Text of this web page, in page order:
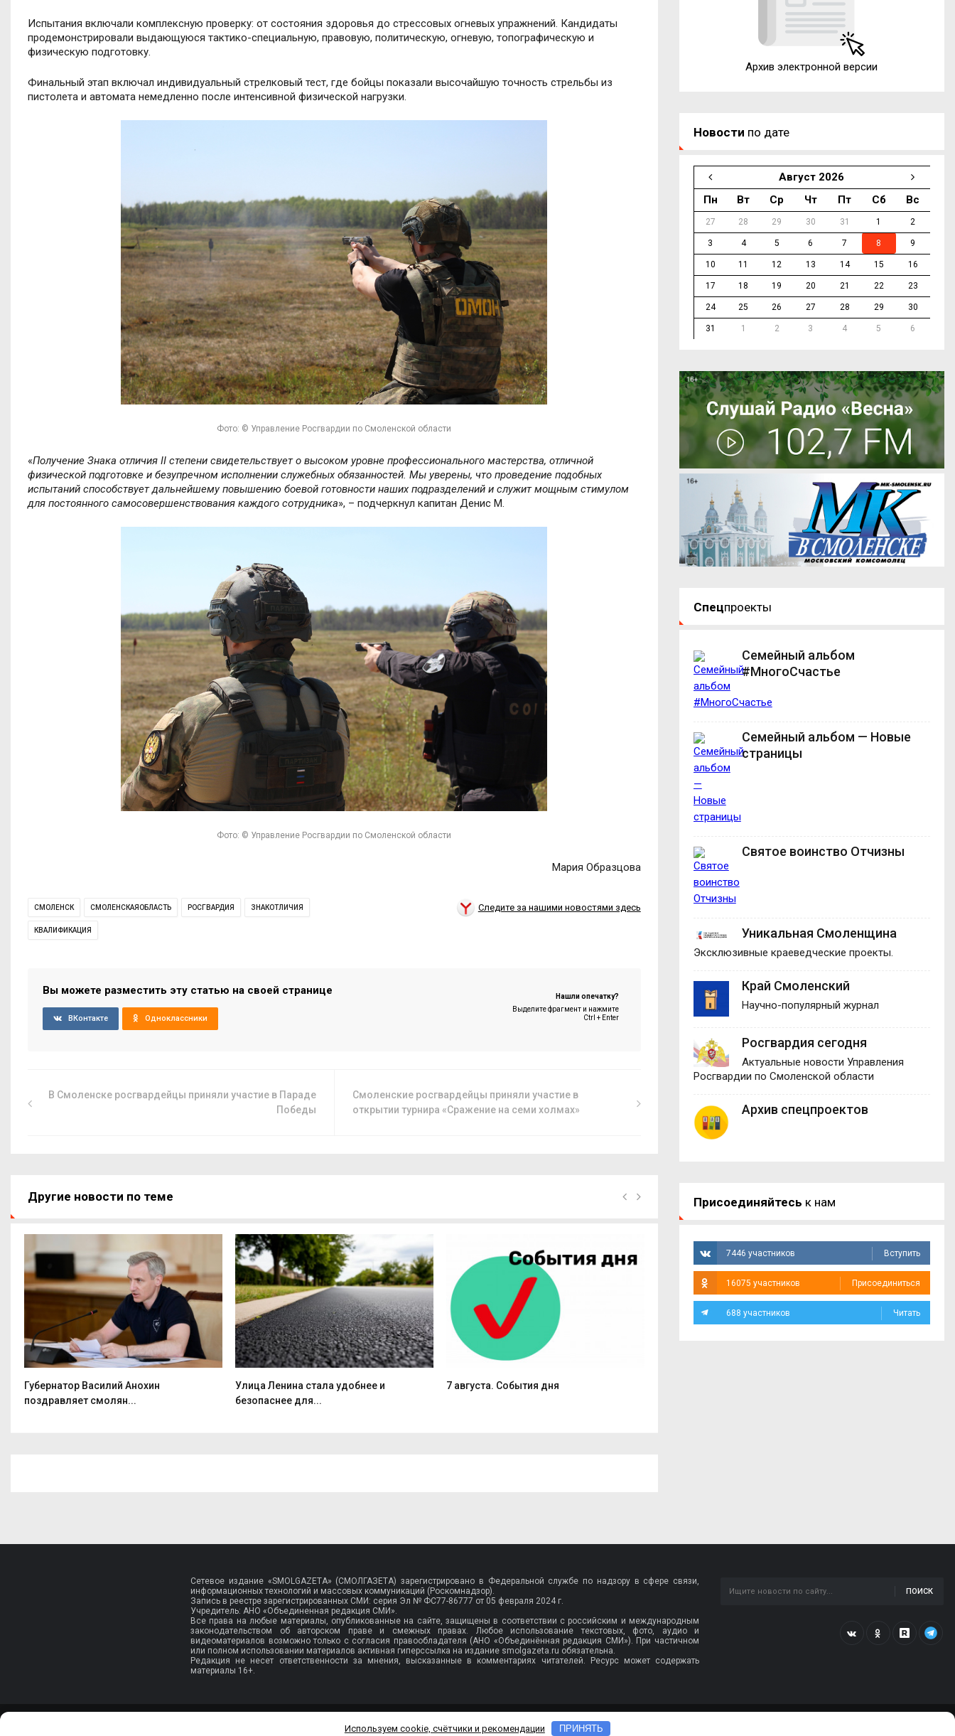
Испытания включали комплексную проверку: от состояния здоровья до стрессовых огневых упражнений. Кандидаты
продемонстрировали выдающуюся тактико-специальную, правовую, политическую, огневую, топографическую и
физическую подготовку.
Финальный этап включал индивидуальный стрелковый тест, где бойцы показали высочайшую точность стрельбы из
пистолета и автомата немедленно после интенсивной физической нагрузки.
Фото: © Управление Росгвардии по Смоленской области
«Получение Знака отличия II степени свидетельствует о высоком уровне профессионального мастерства, отличной
физической подготовке и безупречном исполнении служебных обязанностей. Мы уверены, что проведение подобных
испытаний способствует дальнейшему повышению боевой готовности наших подразделений и служит мощным стимулом
для постоянного самосовершенствования каждого сотрудника», – подчеркнул капитан Денис М.
Фото: © Управление Росгвардии по Смоленской области
Мария Образцова
СМОЛЕНСК СМОЛЕНСКАЯОБЛАСТЬ РОСГВАРДИЯ ЗНАКОТЛИЧИЯ
КВАЛИФИКАЦИЯ
Следите за нашими новостями здесь
Вы можете разместить эту статью на своей странице
ВКонтакте Одноклассники
Нашли опечатку?
Выделите фрагмент и нажмите
Ctrl + Enter
В Смоленске росгвардейцы приняли участие в Параде
Победы
Смоленские росгвардейцы приняли участие в
открытии турнира «Сражение на семи холмах»
Другие новости по теме
Губернатор Василий Анохин
поздравляет смолян...
Улица Ленина стала удобнее и
безопаснее для...
7 августа. События дня
Архив электронной версии
Новости по дате
Август 2026
Пн
Вт Ср Чт Пт Сб Вс
27 28 29 30 31 1 2
3 4 5 6 7 8 9
10 11 12 13 14 15 16
17 18 19 20 21 22 23
24 25 26 27 28 29 30
31 1 2 3 4 5 6
Спецпроекты
Семейный альбом
#МногоСчастье
Семейный альбом — Новые
страницы
Святое воинство Отчизны
Уникальная Смоленщина
Эксклюзивные краеведческие проекты.
Край Смоленский
Научно-популярный журнал
Росгвардия сегодня
Актуальные новости Управления
Росгвардии по Смоленской области
Архив спецпроектов
Присоединяйтесь к нам
7446 участников Вступить
16075 участников Присоединиться
688 участников Читать
Сетевое издание «SMOLGAZETA» (СМОЛГАЗЕТА) зарегистрировано в Федеральной службе по надзору в сфере связи,
информационных технологий и массовых коммуникаций (Роскомнадзор).
Запись в реестре зарегистрированных СМИ: серия Эл № ФС77-86777 от 05 февраля 2024 г.
Учредитель: АНО «Объединенная редакция СМИ».
Все права на любые материалы, опубликованные на сайте, защищены в соответствии с российским и международным
законодательством об авторском праве и смежных правах. Любое использование текстовых, фото, аудио и
видеоматериалов возможно только с согласия правообладателя (АНО «Объединённая редакция СМИ»). При частичном
или полном использовании материалов активная гиперссылка на издание smolgazeta.ru обязательна.
Редакция не несет ответственности за мнения, высказанные в комментариях читателей. Ресурс может содержать
материалы 16+.
ПОИСК
ПОЛИТИКА КОНФИДЕНЦИАЛЬНОСТИИспользуем cookie, счётчики и рекомендации ПРИНЯТЬ